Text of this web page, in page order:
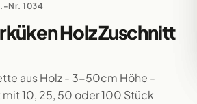
Nr. 1034
Holz Zuschnitt
aus Holz - 3-50cm Höhe -
mit 10, 25, 50 oder 100 Stück